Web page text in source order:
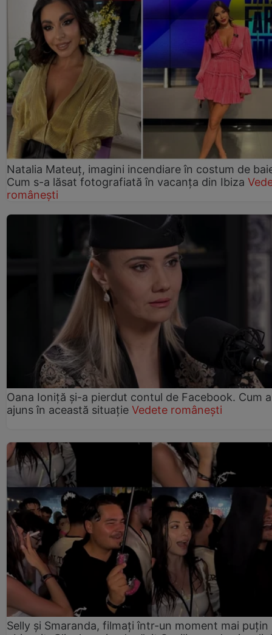
Natalia Mateuț, imagini incendiare în costum de
Cum s-a lăsat fotografiată în vacanța din Ibiza
românești
Oana Ioniță și-a pierdut contul de Facebook. Cum a
ajuns în această situație Vedete românești
Selly și Smaranda, filmați într-un moment mai puțin